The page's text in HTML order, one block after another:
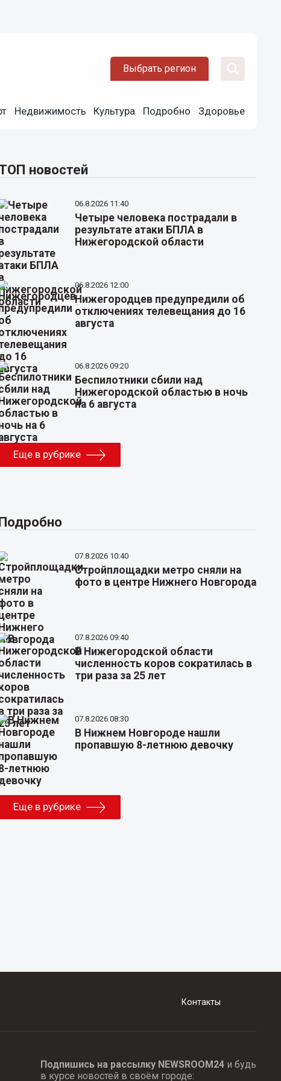
Выбрать регион
Недвижимость Культура Подробно Здоровье
новостей
06.8.2026 11:40
Четыре человека пострадали в
результате атаки БПЛА в
Нижегородской области
06.8.2026 12:00
Нижегородцев предупредили об
отключениях телевещания до 16
августа
06.8.2026 09:20
Беспилотники сбили над
Нижегородской областью в ночь
на 6 августа
Еще в рубрике
07.8.2026 10:40
Стройплощадки метро сняли на
фото в центре Нижнего Новгорода
07.8.2026 09:40
В Нижегородской области
численность коров сократилась в
три раза за 25 лет
07.8.2026 08:30
В Нижнем Новгороде нашли
пропавшую 8-летнюю девочку
Еще в рубрике
Контакты
Подпишись на рассылку NEWSROOM24и будь
в курсе новостей в своём городе: